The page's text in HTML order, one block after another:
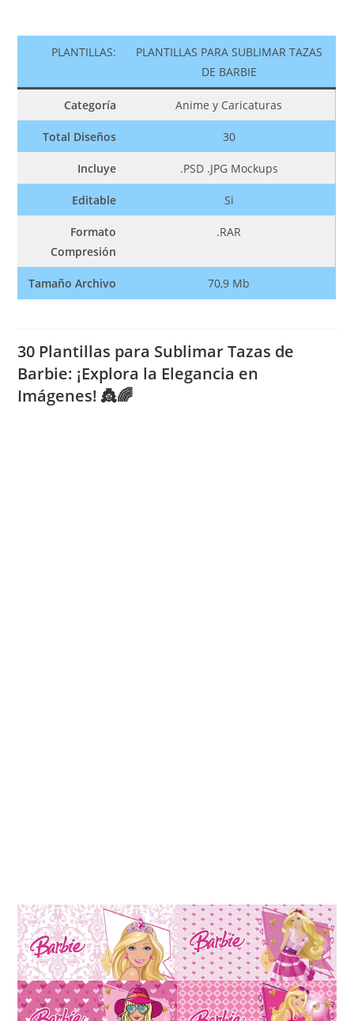
PLANTILLAS:
PLANTILLAS PARA SUBLIMAR TAZAS
DE BARBIE
Categoría Anime y Caricaturas
Total Diseños 30
Incluye .PSD .JPG Mockups
Editable Si
Formato
Compresión
.RAR
Tamaño Archivo 70,9 Mb
30 Plantillas para Sublimar Tazas de
Barbie: ¡Explora la Elegancia en
Imágenes! 👸🌈